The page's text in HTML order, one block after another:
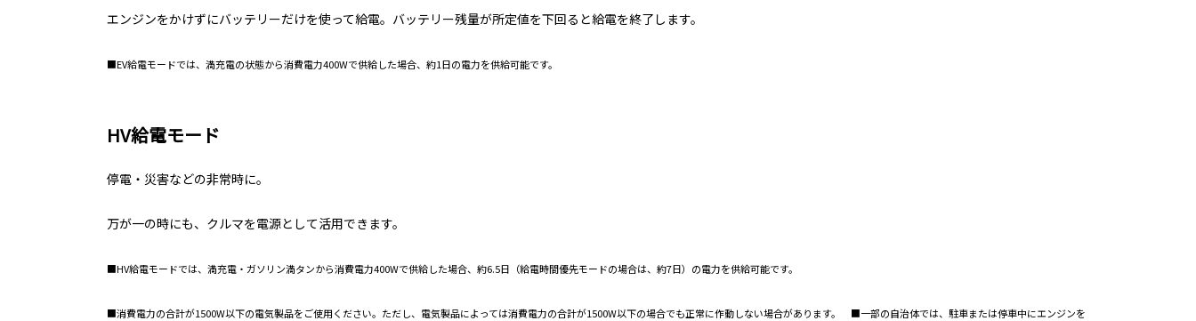
エンジンをかけずにバッテリーだけを使って給電。バッテリー残量が所定値を下回ると給電を終了します。
■EV給電モードでは、満充電の状態から消費電力400Wで供給した場合、約1日の電力を供給可能です。
HV給電モード
停電・災害などの非常時に。
万が一の時にも、クルマを電源として活用できます。
■HV給電モードでは、満充電・ガソリン満タンから消費電力400Wで供給した場合、約6.5日（給電時間優先モードの場合は、約7日）の電力を供給可能です。
■消費電力の合計が1500W以下の電気製品をご使用ください。ただし、電気製品によっては消費電力の合計が1500W以下の場合でも正常に作動しない場合があります。 ■一部の自治体では、駐車または停車中にエンジンを